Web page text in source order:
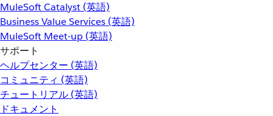
MuleSoft Catalyst (英語)
Business Value Services (英語)
MuleSoft Meet-up (英語)
サポート
ヘルプセンター (英語)
コミュニティ (英語)
チュートリアル (英語)
ドキュメント